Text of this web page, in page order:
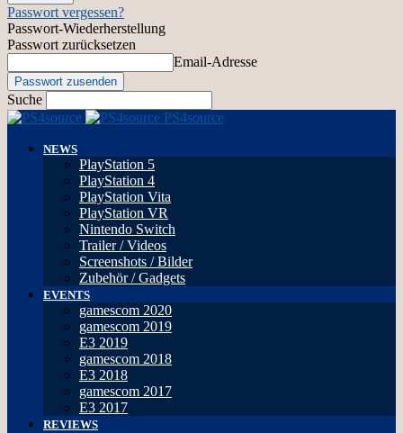
Passwort vergessen?
Passwort-Wiederherstellung
Passwort zurücksetzen
Email-Adresse
Suche
PS4source
NEWS
PlayStation 5
PlayStation 4
PlayStation Vita
PlayStation VR
Nintendo Switch
Trailer / Videos
Screenshots / Bilder
Zubehör / Gadgets
EVENTS
gamescom 2020
gamescom 2019
E3 2019
gamescom 2018
E3 2018
gamescom 2017
E3 2017
REVIEWS